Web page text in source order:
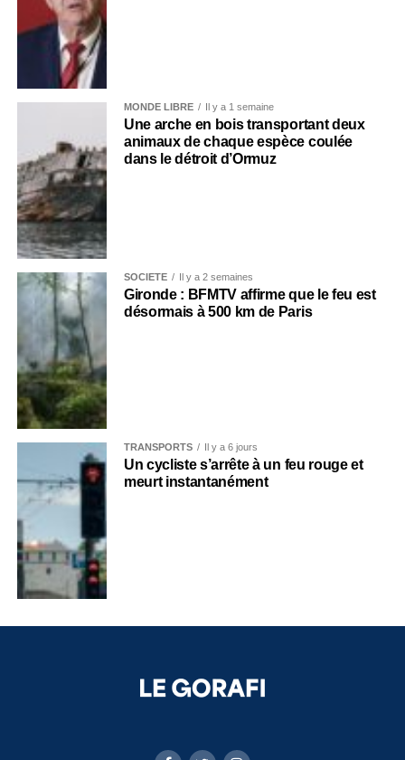
MONDE LIBRE Il y a 1 semaine
Une arche en bois transportant deux
animaux de chaque espèce coulée
dans le détroit d’Ormuz
SOCIÉTÉ Il y a 2 semaines
Gironde : BFMTV affirme que le feu est
désormais à 500 km de Paris
TRANSPORTS Il y a 6 jours
Un cycliste s’arrête à un feu rouge et
meurt instantanément